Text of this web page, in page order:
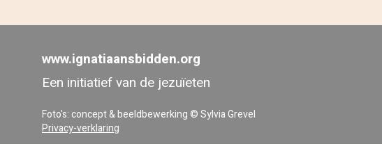
www.ignatiaansbidden.org
Een initiatief van de jezuïeten
Foto's: concept & beeldbewerking © Sylvia Grevel
Privacy-verklaring